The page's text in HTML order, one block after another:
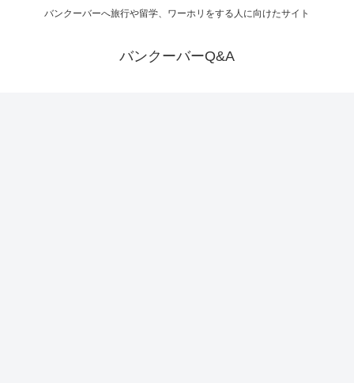
バンクーバーへ旅行や留学、ワーホリをする人に向けたサイト
バンクーバーQ&A